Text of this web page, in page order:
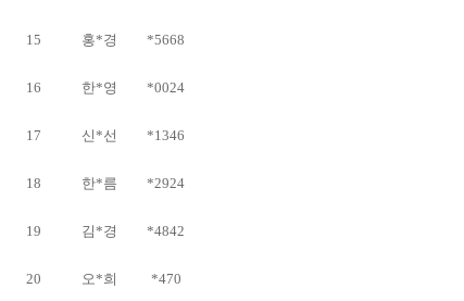
15 홍*경 *5668
16 한*영 *0024
17 신*선 *1346
18 한*름 *2924
19 김*경 *4842
20 오*희 *470